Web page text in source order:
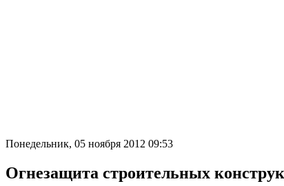
Понедельник, 05 ноября 2012 09:53
Огнезащита строительных